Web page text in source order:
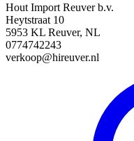
Hout Import Reuver b.v.
Heytstraat 10
5953 KL Reuver, NL
0774742243
verkoop@hireuver.nl